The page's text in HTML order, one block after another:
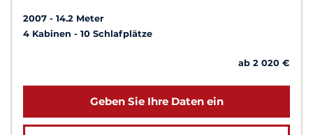
2007
14.2 Meter
4 Kabinen
10 Schlafplätze
ab 2 020 €
Geben Sie Ihre Daten ein